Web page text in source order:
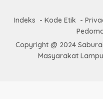
Indeks Kode Etik
Copyright @ 2024
Masyarakat